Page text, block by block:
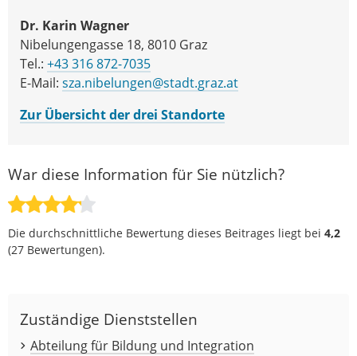
Dr. Karin Wagner
Nibelungengasse 18, 8010 Graz
Tel.: +43 316 872-7035
E-Mail: sza.nibelungen@stadt.graz.at
Zur Übersicht derdrei Standorte
War diese Information für Sie nützlich?
Die durchschnittliche Bewertung dieses Beitrages liegt bei 4,2
(27 Bewertungen).
Zuständige Dienststellen
Abteilung für Bildung und Integration